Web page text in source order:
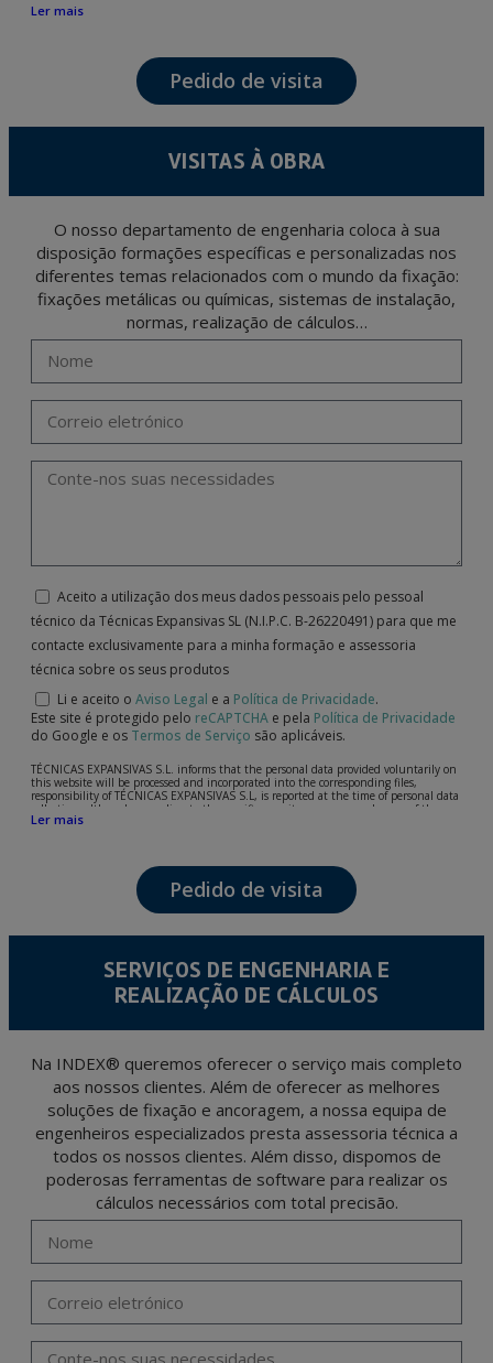
following: attention to your referred request, complaint or question, established
The data in our files are strictly confidential and shall be treated with the utmost
confidentiality and shall comply with all the requirements provided for the General
Data Protection Regulation (GDPR) 2016.
According to Data Protection legislation, you are strongly advised not to send high-
level personal data, such as those relating to health, as they are not encoded or
encrypted. Should these details be sent, it is done so under your sole responsibility.
and opposition under the provisions of the General Data Protection Regulation
Portalada II | c/ Segador 13, 26006 | Logroño (La Rioja).
Ler mais
Pedido de visita
VISITAS À OBRA
O nosso departamento de engenharia coloca à sua
disposição formações específicas e personalizadas nos
diferentes temas relacionados com o mundo da fixação:
fixações metálicas ou químicas, sistemas de instalação,
normas, realização de cálculos…
Aceito a utilização dos meus dados pessoais pelo pessoal
técnico da Técnicas Expansivas SL (N.I.P.C. B-26220491) para que me
contacte exclusivamente para a minha formação e assessoria
técnica sobre os seus produtos
Li e aceito o Aviso Legal e a Política de Privacidade.
Este site é protegido pelo reCAPTCHA e pela Política de Privacidade
do Google e os Termos de Serviço são aplicáveis.
TÉCNICAS EXPANSIVAS S.L. informs that the personal data provided voluntarily on
this website will be processed and incorporated into the corresponding files,
responsibility of TÉCNICAS EXPANSIVAS S.L, is reported at the time of personal data
collection, although, according to the specific case, its purpose may be any of the
following: attention to your referred request, complaint or question, established
The data in our files are strictly confidential and shall be treated with the utmost
confidentiality and shall comply with all the requirements provided for the General
Data Protection Regulation (GDPR) 2016.
encrypted. Should these details be sent, it is done so under your sole responsibility.
The user may at any time exercise their rights of access, rectification, cancellation
and opposition under the provisions of the General Data Protection Regulation
Portalada II | c/ Segador 13, 26006 | Logroño (La Rioja).
Ler mais
Pedido de visita
SERVIÇOS DE ENGENHARIA E
REALIZAÇÃO DE CÁLCULOS
Na INDEX® queremos oferecer o serviço mais completo
aos nossos clientes. Além de oferecer as melhores
soluções de fixação e ancoragem, a nossa equipa de
engenheiros especializados presta assessoria técnica a
todos os nossos clientes. Além disso, dispomos de
poderosas ferramentas de software para realizar os
cálculos necessários com total precisão.